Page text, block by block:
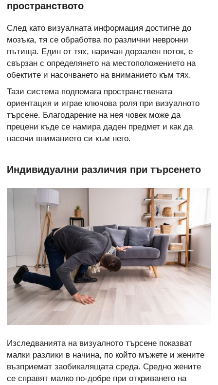
пространството
След като визуалната информация достигне до
мозъка, тя се обработва по различни невронни
пътища. Един от тях, наричан дорзален поток, е
свързан с определянето на местоположението на
обектите и насочването на вниманието към тях.
Тази система подпомага пространствената
ориентация и играе ключова роля при визуалното
търсене. Благодарение на нея човек може да
прецени къде се намира даден предмет и как да
насочи вниманието си към него.
Индивидуални различия при търсенето
Изследванията на визуалното търсене показват
малки разлики в начина, по който мъжете и жените
възприемат заобикалящата среда. Средно жените
се справят малко по-добре при откриването на